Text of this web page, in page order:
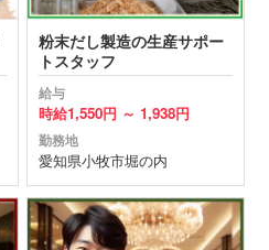
粉末だし製造の生産サポー
トスタッフ
給与
時給1,550円 ～ 1,938円
勤務地
愛知県小牧市堀の内